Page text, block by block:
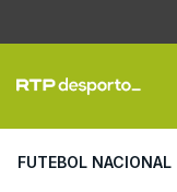
União
FUTEBOL NACIONAL